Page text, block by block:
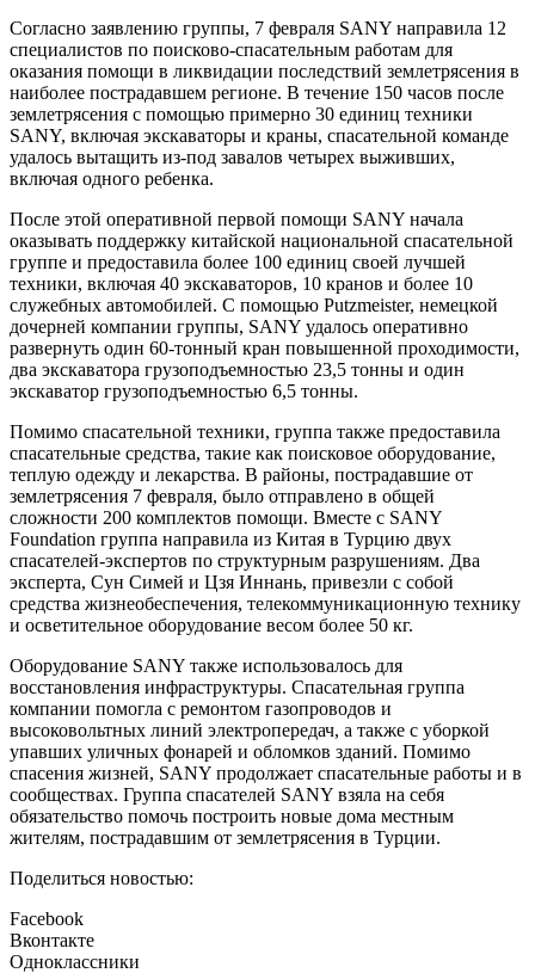
Согласно заявлению группы, 7 февраля SANY направила 12
специалистов по поисково-спасательным работам для
оказания помощи в ликвидации последствий землетрясения в
наиболее пострадавшем регионе. В течение 150 часов после
землетрясения с помощью примерно 30 единиц техники
SANY, включая экскаваторы и краны, спасательной команде
удалось вытащить из-под завалов четырех выживших,
включая одного ребенка.
После этой оперативной первой помощи SANY начала
оказывать поддержку китайской национальной спасательной
группе и предоставила более 100 единиц своей лучшей
техники, включая 40 экскаваторов, 10 кранов и более 10
служебных автомобилей. С помощью Putzmeister, немецкой
дочерней компании группы, SANY удалось оперативно
развернуть один 60-тонный кран повышенной проходимости,
два экскаватора грузоподъемностью 23,5 тонны и один
экскаватор грузоподъемностью 6,5 тонны.
Помимо спасательной техники, группа также предоставила
спасательные средства, такие как поисковое оборудование,
теплую одежду и лекарства. В районы, пострадавшие от
землетрясения 7 февраля, было отправлено в общей
сложности 200 комплектов помощи. Вместе с SANY
Foundation группа направила из Китая в Турцию двух
спасателей-экспертов по структурным разрушениям. Два
эксперта, Сун Симей и Цзя Иннань, привезли с собой
средства жизнеобеспечения, телекоммуникационную технику
и осветительное оборудование весом более 50 кг.
Оборудование SANY также использовалось для
восстановления инфраструктуры. Спасательная группа
компании помогла с ремонтом газопроводов и
высоковольтных линий электропередач, а также с уборкой
упавших уличных фонарей и обломков зданий. Помимо
спасения жизней, SANY продолжает спасательные работы и в
сообществах. Группа спасателей SANY взяла на себя
обязательство помочь построить новые дома местным
жителям, пострадавшим от землетрясения в Турции.
Поделиться новостью:
Facebook
Вконтакте
Одноклассники